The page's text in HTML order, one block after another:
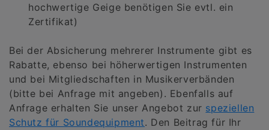
hochwertige Geige benötigen Sie evtl. ein
Zertifikat)
Bei der Absicherung mehrerer Instrumente gibt es
Rabatte, ebenso bei höherwertigen Instrumenten
und bei Mitgliedschaften in Musikerverbänden
(bitte bei Anfrage mit angeben). Ebenfalls auf
Anfrage erhalten Sie unser Angebot zur speziellen
Schutz für Soundequipment. Den Beitrag für Ihr